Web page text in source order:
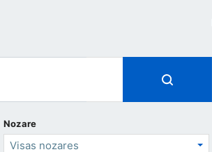
Nozare